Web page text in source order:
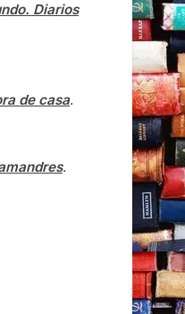
Diarios
de casa.
.